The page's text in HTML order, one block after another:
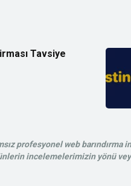
Tavsiye
profesyonel web
incelemelerimizin yönü